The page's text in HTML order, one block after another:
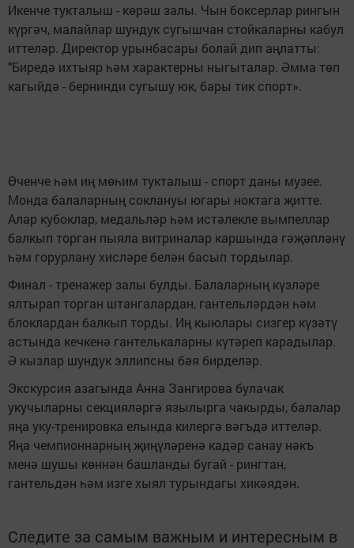
Икенче тукталыш - көрәш залы. Чын боксерлар рингын
күргәч, малайлар шундук сугышчан стойкаларны кабул
иттеләр. Директор урынбасары болай дип аңлатты:
"Биредә ихтыяр һәм характерны ныгыталар. Әмма төп
кагыйдә - бернинди сугышу юк, бары тик спорт».
Өченче һәм иң мөһим тукталыш - спорт даны музее.
Монда балаларның соклануы югары ноктага җитте.
Алар кубоклар, медальләр һәм истәлекле вымпеллар
балкып торган пыяла витриналар каршында гәҗәпләнү
һәм горурлану хисләре белән басып тордылар.
Финал - тренажер залы булды. Балаларның күзләре
ялтырап торган штангалардан, гантельләрдән һәм
блоклардан балкып торды. Иң кыюлары сизгер күзәтү
астында кечкенә гантелькаларны күтәреп карадылар.
Ә кызлар шундук эллипсны бәя бирделәр.
Экскурсия азагында Анна Зангирова булачак
укучыларны секцияләргә язылырга чакырды, балалар
яңа уку-тренировка елында килергә вәгъдә иттеләр.
Яңа чемпионнарның җиңүләренә кадәр санау нәкъ
менә шушы көннән башланды бугай - рингтан,
гантельдән һәм изге хыял турындагы хикәядән.
Следите за самым важным и интересным в